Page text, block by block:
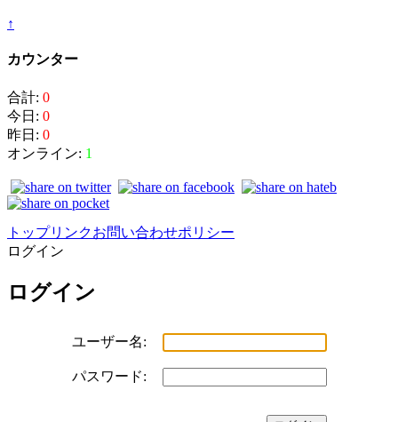
↑
カウンター
合計: 0
今日: 0
昨日: 0
オンライン: 1
トップリンクお問い合わせポリシー
ログイン
ログイン
ユーザー名:
パスワード: